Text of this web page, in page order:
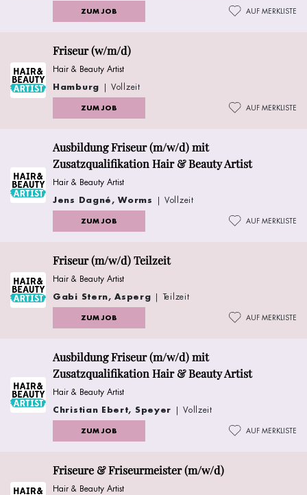
ZUM JOB AUF MERKLISTE
Friseur (w/m/d)
Hair & Beauty Artist
Hamburg | Vollzeit
ZUM JOB AUF MERKLISTE
Ausbildung Friseur (m/w/d) mit
Zusatzqualifikation Hair & Beauty Artist
Hair & Beauty Artist
Jens Dagné, Worms | Vollzeit
ZUM JOB AUF MERKLISTE
Friseur (m/w/d) Teilzeit
Hair & Beauty Artist
Gabi Stern, Asperg | Teilzeit
ZUM JOB AUF MERKLISTE
Ausbildung Friseur (m/w/d) mit
Zusatzqualifikation Hair & Beauty Artist
Hair & Beauty Artist
Christian Ebert, Speyer | Vollzeit
ZUM JOB AUF MERKLISTE
Friseure & Friseurmeister (m/w/d)
Hair & Beauty Artist